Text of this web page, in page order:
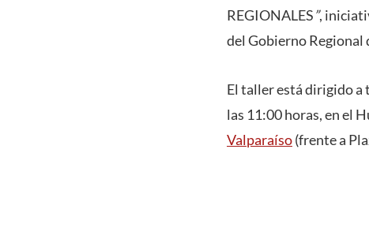
REGIONALES”,
del Gobierno Regional
El taller está dirigido a
las 11:00 horas, en el
Valparaíso(frente a